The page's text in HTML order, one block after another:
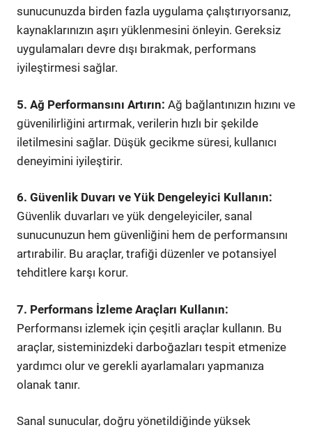
sunucunuzda birden fazla uygulama çalıştırıyorsanız,
kaynaklarınızın aşırı yüklenmesini önleyin. Gereksiz
uygulamaları devre dışı bırakmak, performans
iyileştirmesi sağlar.
5. Ağ Performansını Artırın: Ağ bağlantınızın hızını ve
güvenilirliğini artırmak, verilerin hızlı bir şekilde
iletilmesini sağlar. Düşük gecikme süresi, kullanıcı
deneyimini iyileştirir.
6. Güvenlik Duvarı ve Yük Dengeleyici Kullanın:
Güvenlik duvarları ve yük dengeleyiciler, sanal
sunucunuzun hem güvenliğini hem de performansını
artırabilir. Bu araçlar, trafiği düzenler ve potansiyel
tehditlere karşı korur.
7. Performans İzleme Araçları Kullanın:
Performansı izlemek için çeşitli araçlar kullanın. Bu
araçlar, sisteminizdeki darboğazları tespit etmenize
yardımcı olur ve gerekli ayarlamaları yapmanıza
olanak tanır.
Sanal sunucular, doğru yönetildiğinde yüksek